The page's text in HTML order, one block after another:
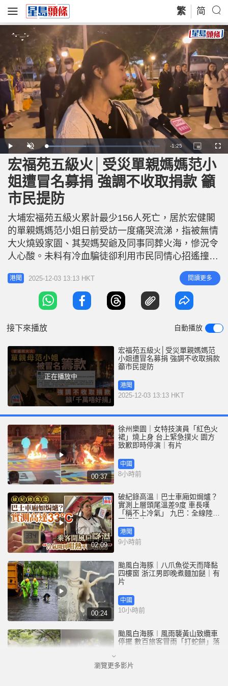
繁 简
P
l
a
y
U
n
m
u
t
e
L
o
a
d
e
d
:
3
5
R
e
m
n
n
-1:25
P
i
c
t
u
c
r
e
F
u
宏福苑五級火│受災單親媽媽范小
姐遭冒名募捐 強調不收取捐款 籲
市民提防
大埔宏福苑五級火累計最少156人死亡，居於宏健閣
的單親媽媽范小姐日前受訪一度痛哭流涕，指被無情
大火燒毀家園、其契媽契爺及同事同葬火海，慘況令
人心酸。未料有冷血騙徒卻利用市民同情心招遙撞
騙，范小姐發現有騙徒冒認她身份或假借她名義，在
社交平台募捐。她強調絕無發起籌款，並已在社交平
台發帖澄清，呼籲熱心市民切勿受騙。 單親媽媽范
小姐︰心意已經好足夠 單親媽媽范小姐在網上發
港聞 2025-12-03 13:13 HKT 閱讀更多
接下來播放 自動播放
正在播放中
宏福苑五級火│受災單親媽媽范
小姐遭冒名募捐 強調不收取捐款
籲市民提防
港聞
2025-12-03 13:13 HKT
00:37
徐州樂園｜女特技演員「紅色火
裙」燒上身 台上緊急撲火 園方
致歉即時停演｜有片
中國
8小時前
02:09
破紀錄高溫︱巴士車廂如焗爐？
實測上層頭尾溫差9度 車長嘆
「稱不上冷氣」 九巴：全線陸續
下調溫度
港聞
9小時前
00:24
颱風白海豚｜八爪魚從天而降黏
四樓窗 浙江男即晚煮麵加餸｜有
片
中國
10小時前
颱風白海豚︱風雨襲黃山致纜車
停擺 數百旅客冒雨「打蛇餅」落
中國
瀏覽更多影片